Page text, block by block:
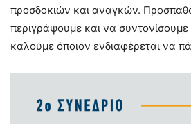
προσδοκιών και αναγκών.
περιγράψουμε και να
καλούμε όποιον ενδιαφέρεται να